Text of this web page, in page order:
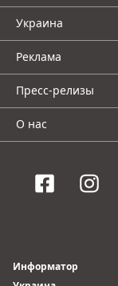
Украина
Реклама
Пресс-релизы
О нас
Информатор